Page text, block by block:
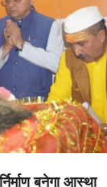
बनेगा आस्था